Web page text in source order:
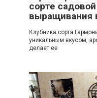
сорте
выращивания
Клубника сорта
уникальным вкусом,
делает ее